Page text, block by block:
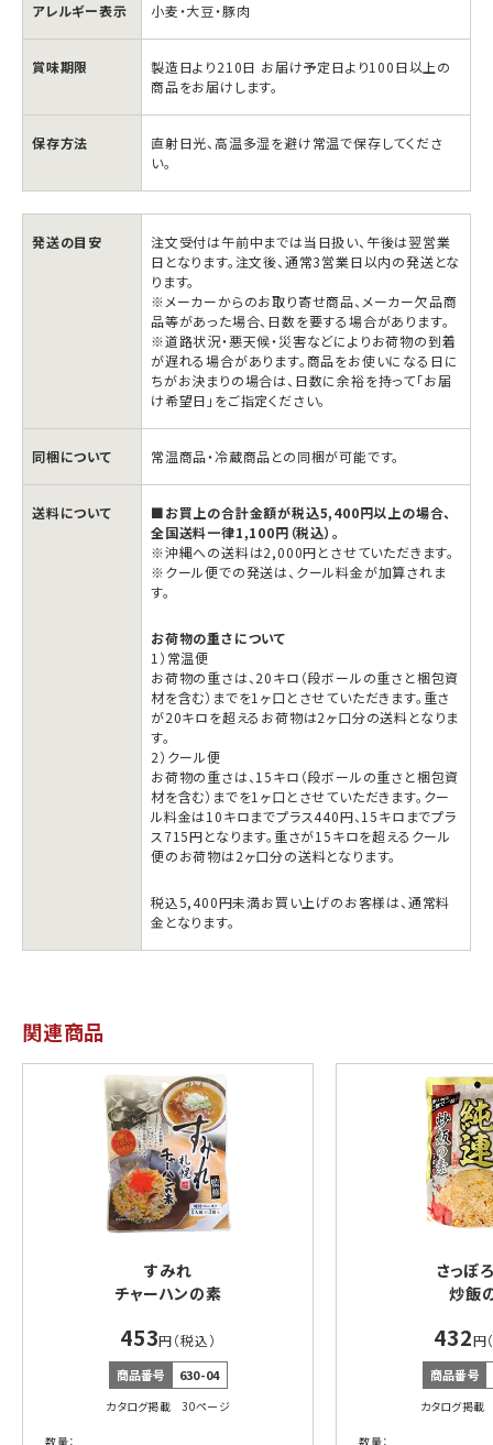
信
玄
チ
ャ
ー
ハ
ン
の
素
の
数
量
を
減
ら
す
信
玄
チ
ャ
ー
ハ
ン
の
素
の
数
量
を
増
アレルギー表示 小麦・大豆・豚肉
賞味期限
製造日より210日 お届け予定日より100日以上の
商品をお届けします。
保存方法
直射日光、高温多湿を避け常温で保存してくださ
い。
発送の目安
注文受付は午前中までは当日扱い、午後は翌営業
日となります。注文後、通常3営業日以内の発送とな
ります。
※メーカーからのお取り寄せ商品、メーカー欠品商
品等があった場合、日数を要する場合があります。
※道路状況・悪天候・災害などによりお荷物の到着
が遅れる場合があります。商品をお使いになる日に
ちがお決まりの場合は、日数に余裕を持って「お届
け希望日」をご指定ください。
同梱について 常温商品・冷蔵商品との同梱が可能です。
送料について
■お買上の合計金額が税込5,400円以上の場合、
全国送料一律1,100円（税込）。
※沖縄への送料は2,000円とさせていただきます。
※クール便での発送は、クール料金が加算されま
す。
お荷物の重さについて
1）常温便
お荷物の重さは、20キロ（段ボールの重さと梱包資
材を含む）までを1ヶ口とさせていただきます。重さ
が20キロを超えるお荷物は2ヶ口分の送料となりま
す。
2）クール便
お荷物の重さは、15キロ（段ボールの重さと梱包資
材を含む）までを1ヶ口とさせていただきます。クー
ル料金は10キロまでプラス440円、15キロまでプラ
ス715円となります。重さが15キロを超えるクール
便のお荷物は2ヶ口分の送料となります。
税込5,400円未満お買い上げのお客様は、通常料
金となります。
関連商品
すみれ
チャーハンの素
453円（税込）
商品番号 630-04
カタログ掲載 30ページ
数量：
さっぽ
炒飯
432円
商品番号
カタログ掲
数量：